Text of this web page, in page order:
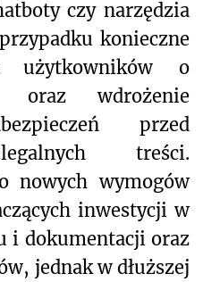
czy narzędzia
konieczne
użytkowników o
oraz wdrożenie
przed
treści.
nowych wymogów
inwestycji w
i dokumentacji oraz
jednak w dłuższej